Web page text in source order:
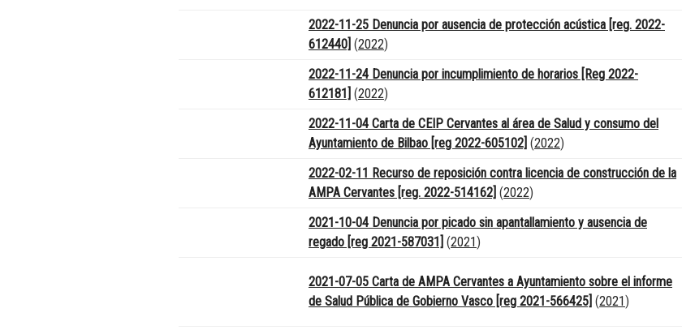
2022-11-25 Denuncia por ausencia de protección acústica [reg. 2022-
612440] (2022)
2022-11-24 Denuncia por incumplimiento de horarios [Reg 2022-
612181] (2022)
2022-11-04 Carta de CEIP Cervantes al área de Salud y consumo del
Ayuntamiento de Bilbao [reg 2022-605102] (2022)
2022-02-11 Recurso de reposición contra licencia de construcción de la
AMPA Cervantes [reg. 2022-514162] (2022)
2021-10-04 Denuncia por picado sin apantallamiento y ausencia de
regado [reg 2021-587031] (2021)
2021-07-05 Carta de AMPA Cervantes a Ayuntamiento sobre el informe
de Salud Pública de Gobierno Vasco [reg 2021-566425] (2021)